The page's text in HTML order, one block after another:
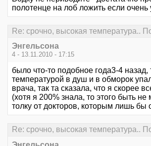
полотенце на лоб ложить если очень
Re: срочно, высокая температура..
Энгельсона
4 - 13.11.2010 - 17:15
было что-то подобное года3-4 назад,
температурой в душ и в обморок
врача, так та сказала, что я скорее
(хотя я 200% знала, то этого быть не
толку от докторов, которым лишь бы
Re: срочно, высокая температура..